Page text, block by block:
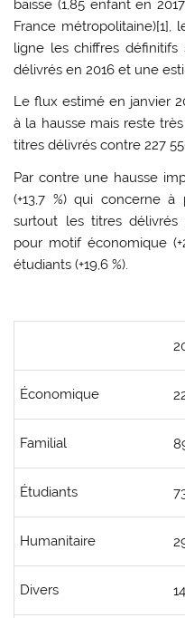
baisse (1,85 enfant en
France métropolitaine)[1],
ligne les chiffres
délivrés en 2016 et une
Le flux estimé en janvier
à la hausse mais reste
titres délivrés contre 227
Par contre une hausse
(+13,7 %) qui concerne
surtout les titres délivrés
pour motif économique
étudiants (+19,6 %).
Économique
Familial
Étudiants
Humanitaire
Divers